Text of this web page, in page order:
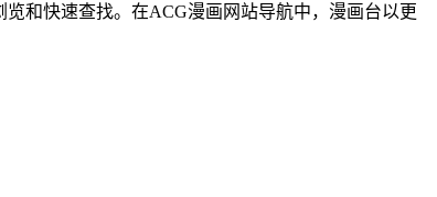
和快速查找。在ACG漫画网站导航中，漫画台以更